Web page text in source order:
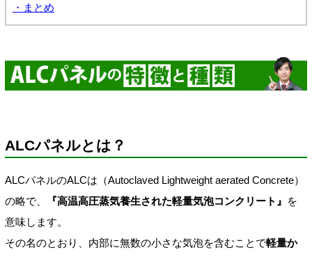
・まとめ
ALCパネルとは？
ALCパネルのALCは（Autoclaved Lightweight aerated Concrete）
の略で、
『高温高圧蒸気養生された軽量気泡コンクリート』 を
意味します。
その名のとおり、内部に無数の小さな気泡を含むことで軽量か